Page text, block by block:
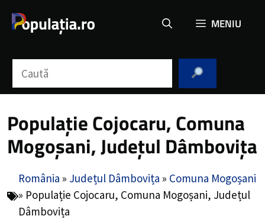
MENIU
Populație Cojocaru, Comuna
Mogoșani, Județul Dâmbovița
România » Județul Dâmbovița » Comuna Mogoșani
» Populație Cojocaru, Comuna Mogoșani, Județul
Dâmbovița